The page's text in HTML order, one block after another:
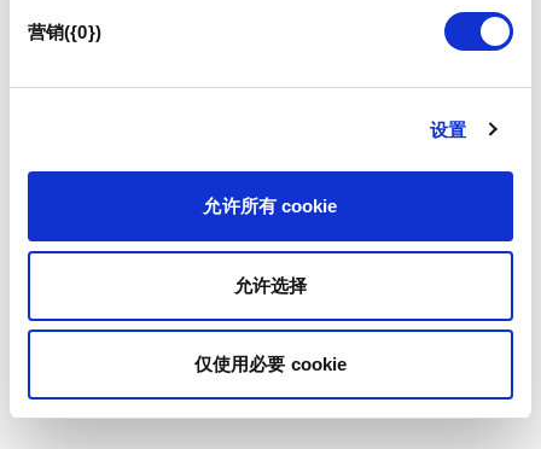
营销({0})
设置
允许所有 cookie
允许选择
仅使用必要 cookie